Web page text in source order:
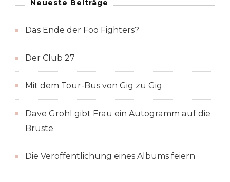
Neueste Beiträge
Das Ende der Foo Fighters?
Der Club 27
Mit dem Tour-Bus von Gig zu Gig
Dave Grohl gibt Frau ein Autogramm auf die
Brüste
Die Veröffentlichung eines Albums feiern